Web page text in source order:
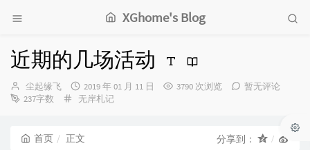
XGhome's Blog
近期的几场活动
博
主：
尘起缘飞
发
布
2019 年 01 月 11 日 3790 次浏览
暂无评论
237字数
分
无岸札记
首页 正文 分享到：